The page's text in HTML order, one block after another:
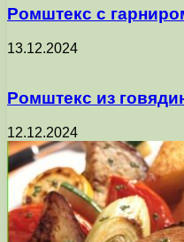
Ромштекс с
13.12.2024
Ромштекс из
12.12.2024